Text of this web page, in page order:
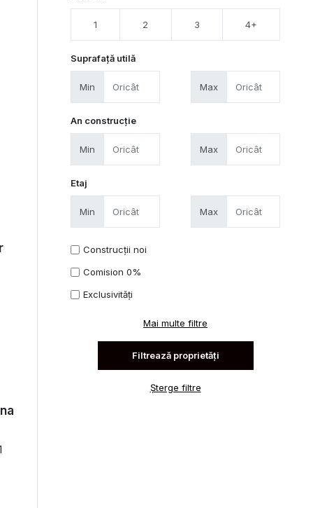
1 2 3 4+
Suprafață utilă
Min Max
An construcție
Min Max
Etaj
Min Max
Construcții noi
Comision 0%
Exclusivități
Mai multe filtre
Șterge filtre